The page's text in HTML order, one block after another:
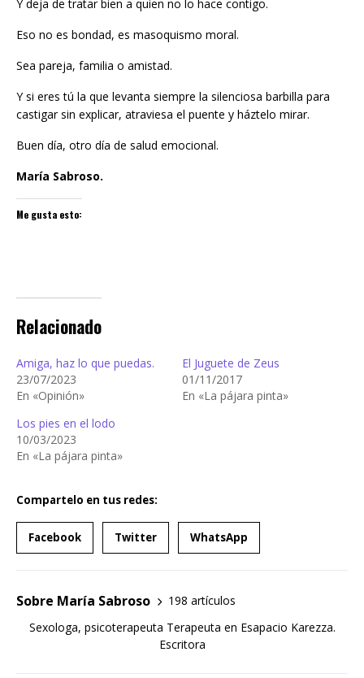
Y deja de tratar bien a quien no lo hace contigo.
Eso no es bondad, es masoquismo moral.
Sea pareja, familia o amistad.
Y si eres tú la que levanta siempre la silenciosa barbilla para
castigar sin explicar, atraviesa el puente y háztelo mirar.
Buen día, otro día de salud emocional.
María Sabroso.
Me gusta esto:
Relacionado
Amiga, haz lo que puedas.
23/07/2023
En «Opinión»
El Juguete de Zeus
01/11/2017
En «La pájara pinta»
Los pies en el lodo
10/03/2023
En «La pájara pinta»
Compartelo en tus redes:
Facebook Twitter WhatsApp
Sobre María Sabroso
198 artículos
Sexologa, psicoterapeuta Terapeuta en Esapacio Karezza.
Escritora